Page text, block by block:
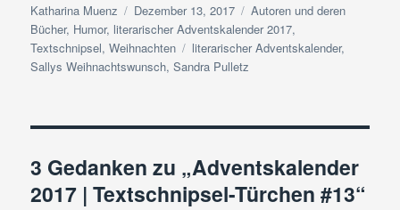
Autor
Katharina Muenz
Veröffentlicht
am
Dezember 13, 2017 Kategorien
Autoren und deren
Bücher, Humor, literarischer Adventskalender 2017,
Textschnipsel,Weihnachten Schlagwörter
literarischer Adventskalender,
Sallys Weihnachtswunsch,Sandra Pulletz
3 Gedanken zu „Adventskalender
2017 | Textschnipsel-Türchen #13“